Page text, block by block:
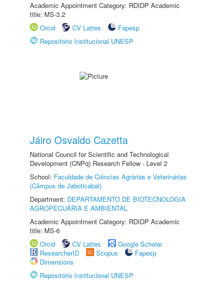
Academic Appointment Category: RDIDP Academic
title: MS-3.2
Orcid
CV Lattes
Fapesp
Repositório Institucional UNESP
Jáiro Osvaldo Cazetta
National Council for Scientific and Technological
Development (CNPq) Research Fellow - Level 2
School: Faculdade de Ciências Agrárias e Veterinárias
(Câmpus de Jaboticabal)
Department: DEPARTAMENTO DE BIOTECNOLOGIA
AGROPECUÁRIA E AMBIENTAL
Academic Appointment Category: RDIDP Academic
title: MS-6
Orcid
CV Lattes
Google Scholar
ResearcherID
Scopus
Fapesp
Dimensions
Repositório Institucional UNESP